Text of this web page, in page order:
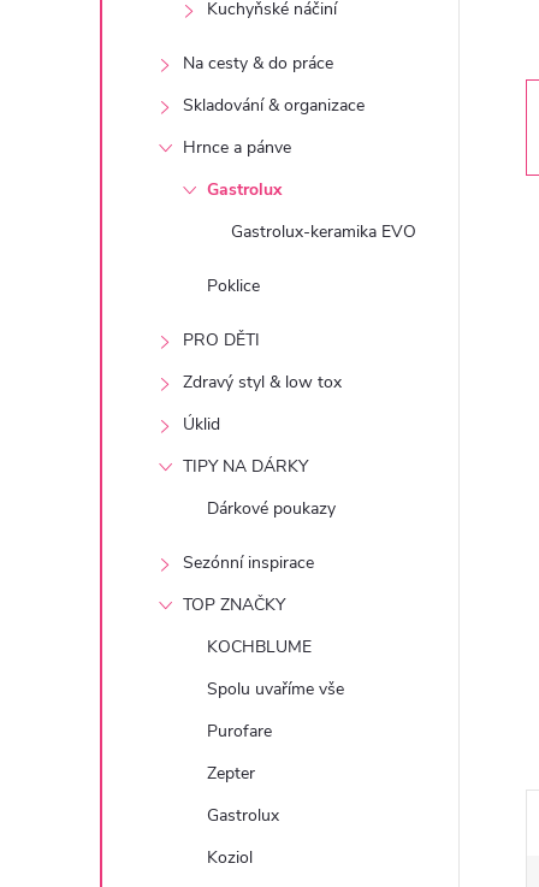
Kuchyňské náčiní
Na cesty & do práce
Skladování & organizace
Hrnce a pánve
Gastrolux
Gastrolux-keramika EVO
Poklice
PRO DĚTI
Zdravý styl & low tox
Úklid
TIPY NA DÁRKY
Dárkové poukazy
Sezónní inspirace
TOP ZNAČKY
KOCHBLUME
Spolu uvaříme vše
Purofare
Zepter
Gastrolux
Koziol